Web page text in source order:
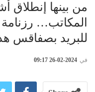
من بينها إنطلاق
المكاتب… رزنامة
للبريد بصفاقس
في 2024-02-26 09:17